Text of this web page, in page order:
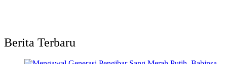
Berita Terbaru